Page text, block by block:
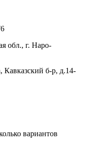
обл., г. Наро-
Кавказский б-р, д.14-
вариантов